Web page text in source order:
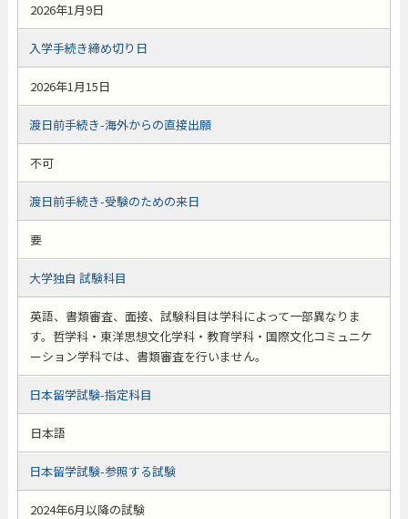
2026年1月9日
入学手続き締め切り日
2026年1月15日
渡日前手続き-海外からの直接出願
不可
渡日前手続き-受験のための来日
要
大学独自 試験科目
英語、書類審査、面接、試験科目は学科によって一部異なりま
す。哲学科・東洋思想文化学科・教育学科・国際文化コミュニケ
ーション学科では、書類審査を行いません。
日本留学試験-指定科目
日本語
日本留学試験-参照する試験
2024年6月以降の試験